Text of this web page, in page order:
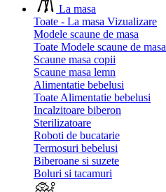
La masa
Toate - La masa Vizualizare
Modele scaune de masa
Toate Modele scaune de masa
Scaune masa copii
Scaune masa lemn
Alimentatie bebelusi
Toate Alimentatie bebelusi
Incalzitoare biberon
Sterilizatoare
Roboti de bucatarie
Termosuri bebelusi
Biberoane si suzete
Boluri si tacamuri